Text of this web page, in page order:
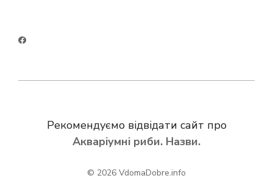
Рекомендуємо відвідати сайт про
Акваріумні риби. Назви.
© 2026 VdomaDobre.info